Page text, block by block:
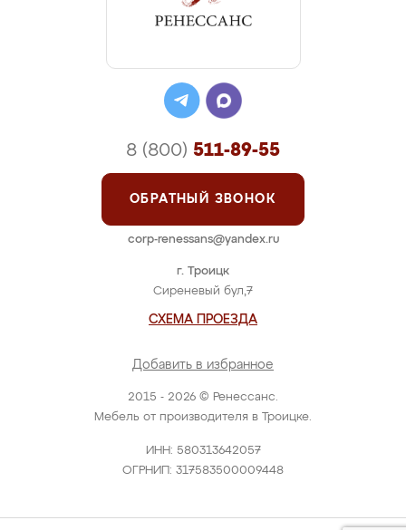
2015 - 2026 © Ренессанс.
Мебель от производителя в Троицке.
ИНН: 580313642057
ОГРНИП: 317583500009448
г. Троицк
Сиреневый бул,7
СХЕМА ПРОЕЗДА
Добавить в избранное
8 (800) 511-89-55
ОБРАТНЫЙ ЗВОНОК
corp-renessans@yandex.ru